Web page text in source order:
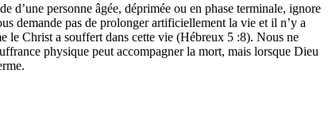
d’une personne âgée, déprimée ou en phase terminale, ignore
demande pas de prolonger artificiellement la vie et il n’y a
le Christ a souffert dans cette vie (Hébreux 5 :8). Nous ne
physique peut accompagner la mort, mais lorsque Dieu